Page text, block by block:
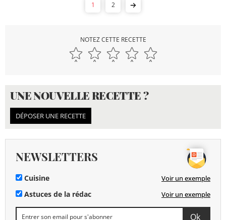
1 2
NOTEZ CETTE RECETTE
UNE NOUVELLE RECETTE ?
DÉPOSER UNE RECETTE
NEWSLETTERS
Cuisine Voir un exemple
Astuces de la rédac Voir un exemple